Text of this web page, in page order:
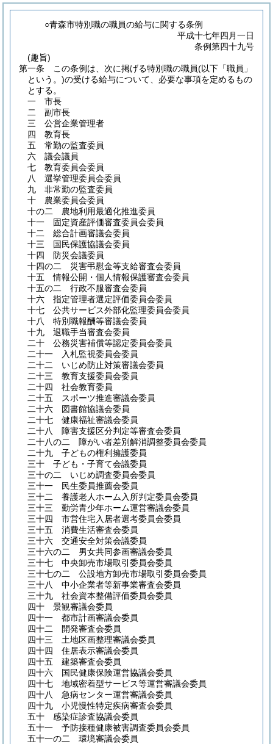
○青森市特別職の職員の給与に関する条例
平成十七年四月一日
条例第四十九号
(趣旨)
第一条
この条例は、次に掲げる特別職の職員(以下「職員」
という。)の受ける給与について、必要な事項を定めるもの
とする。
一
市長
二
副市長
三
公営企業管理者
四
教育長
五
常勤の監査委員
六
議会議員
七
教育委員会委員
八
選挙管理委員会委員
九
非常勤の監査委員
十
農業委員会委員
十の二
農地利用最適化推進委員
十一
固定資産評価審査委員会委員
十二
総合計画審議会委員
十三
国民保護協議会委員
十四
防災会議委員
十四の二
災害弔慰金等支給審査会委員
十五
情報公開・個人情報保護審査会委員
十五の二
行政不服審査会委員
十六
指定管理者選定評価委員会委員
十七
公共サービス外部化監理委員会委員
十八
特別職報酬等審議会委員
十九
退職手当審査会委員
二十
公務災害補償等認定委員会委員
二十一
入札監視委員会委員
二十二
いじめ防止対策審議会委員
二十三
教育支援委員会委員
二十四
社会教育委員
二十五
スポーツ推進審議会委員
二十六
図書館協議会委員
二十七
健康福祉審議会委員
二十八
障害支援区分判定等審査会委員
二十八の二
障がい者差別解消調整委員会委員
二十九
子どもの権利擁護委員
三十
子ども・子育て会議委員
三十の二
いじめ調査委員会委員
三十一
民生委員推薦会委員
三十二
養護老人ホーム入所判定委員会委員
三十三
勤労青少年ホーム運営審議会委員
三十四
市営住宅入居者選考委員会委員
三十五
消費生活審査会委員
三十六
交通安全対策会議委員
三十六の二
男女共同参画審議会委員
三十七
中央卸売市場取引委員会委員
三十七の二
公設地方卸売市場取引委員会委員
三十八
中小企業者等新事業審査会委員
三十九
社会資本整備評価委員会委員
四十
景観審議会委員
四十一
都市計画審議会委員
四十二
開発審査会委員
四十三
土地区画整理審議会委員
四十四
住居表示審議会委員
四十五
建築審査会委員
四十六
国民健康保険運営協議会委員
四十七
地域密着型サービス等運営審議会委員
四十八
急病センター運営審議会委員
四十九
小児慢性特定疾病審査会委員
五十
感染症診査協議会委員
五十一
予防接種健康被害調査委員会委員
五十一の二
環境審議会委員